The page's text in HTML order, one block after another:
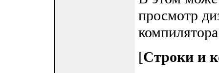
просмотр
[Строки и